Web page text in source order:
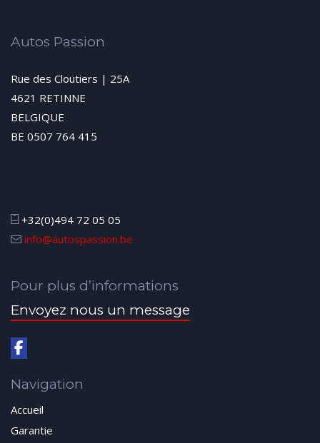
Autos Passion
Rue des Cloutiers | 25A
4621 RETINNE
BELGIQUE
BE 0507 764 415
+32(0)494 72 05 05
info@autospassion.be
Pour plus d’informations
Envoyez nous un message
Navigation
Accueil
Garantie